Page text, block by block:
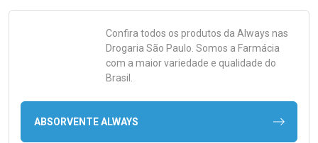
Confira todos os produtos da Always nas
Drogaria São Paulo. Somos a Farmácia
com a maior variedade e qualidade do
Brasil.
ABSORVENTE ALWAYS